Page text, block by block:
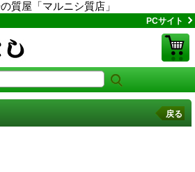
質屋「マルニシ質店」
PCサイト
戻る